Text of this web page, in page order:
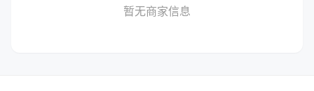
暂无商家信息